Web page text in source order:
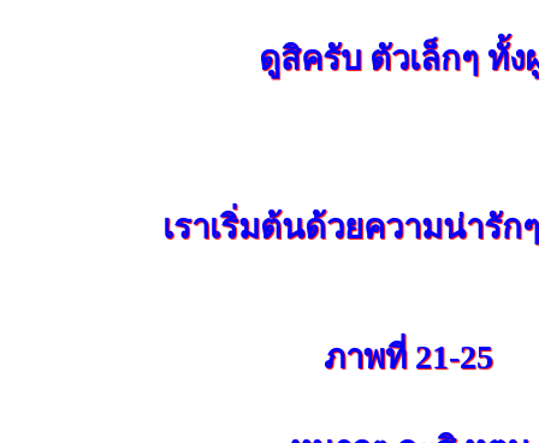
ดูสิครับ ตัวเล็กๆ ทั้ง
เราเริ่มต้นด้วยความน่ารั
ภาพที่ 21-25